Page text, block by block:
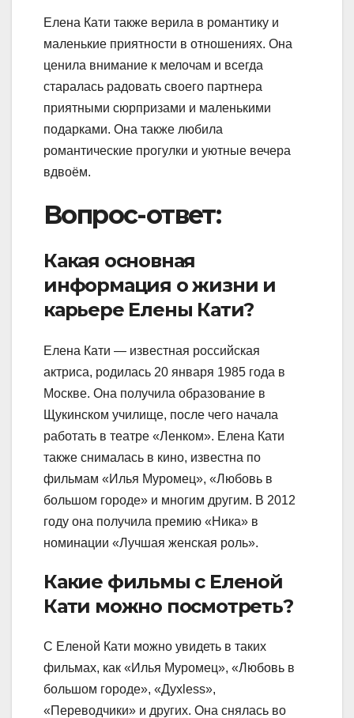
Елена Кати также верила в романтику и
маленькие приятности в отношениях. Она
ценила внимание к мелочам и всегда
старалась радовать своего партнера
приятными сюрпризами и маленькими
подарками. Она также любила
романтические прогулки и уютные вечера
вдвоём.
Вопрос-ответ:
Какая основная
информация о жизни и
карьере Елены Кати?
Елена Кати — известная российская
актриса, родилась 20 января 1985 года в
Москве. Она получила образование в
Щукинском училище, после чего начала
работать в театре «Ленком». Елена Кати
также снималась в кино, известна по
фильмам «Илья Муромец», «Любовь в
большом городе» и многим другим. В 2012
году она получила премию «Ника» в
номинации «Лучшая женская роль».
Какие фильмы с Еленой
Кати можно посмотреть?
С Еленой Кати можно увидеть в таких
фильмах, как «Илья Муромец», «Любовь в
большом городе», «Духless»,
«Переводчики» и других. Она снялась во